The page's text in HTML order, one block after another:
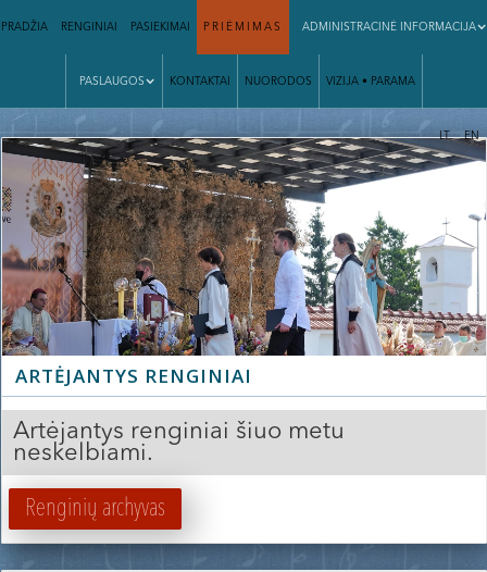
PRADŽIA RENGINIAI PASIEKIMAI PRIĖMIMAS ADMINISTRACINĖ INFORMACIJA
PASLAUGOS KONTAKTAI NUORODOS VIZIJA • PARAMA
| LT EN
ARTĖJANTYS RENGINIAI
Artėjantys renginiai šiuo metu
neskelbiami.
Renginių archyvas